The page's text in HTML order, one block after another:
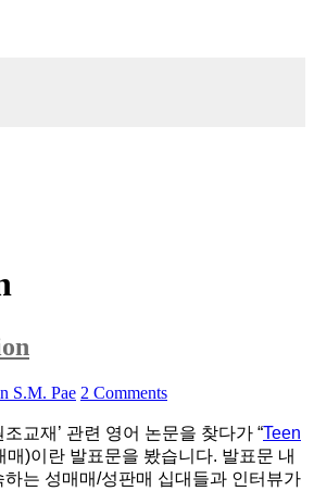
S.M. Pae 2 Comments
교재’ 관련 영어 논문을 찾다가 “Teen
매)이란 발표문을 봤습니다. 발표문 내
는 성매매/성판매 십대들과 인터뷰가